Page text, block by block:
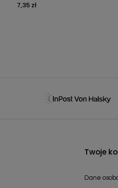
Cena
7,35 zł
Twoje
Dane